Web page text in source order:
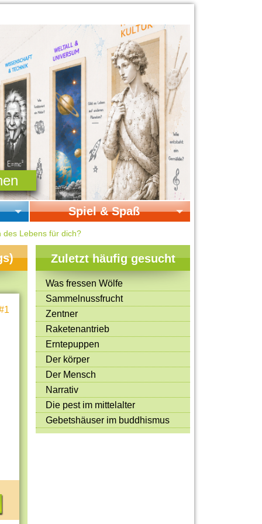
Spiel & Spaß
Startseite Spiel & Spaß
Online-Spiele
Mitmachen & Kreatives
Bücher & Filme
Quiz-Spiele
Spiele & Ideen
Jugendreporter
Rezeptideen
Game-Tests
Reisen, Events & Sport
E-Cards
des Lebens für dich?
Zuletzt häufig gesucht
Was fressen Wölfe
Sammelnussfrucht
Zentner
Raketenantrieb
Erntepuppen
Der körper
Der Mensch
Narrativ
Die pest im mittelalter
Gebetshäuser im buddhismus